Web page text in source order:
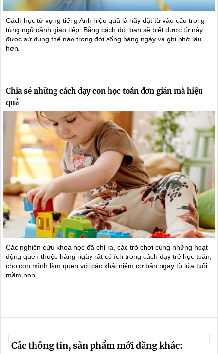
Cách học từ vựng tiếng Anh hiệu quả là hãy đặt từ vào câu trong
từng ngữ cảnh giao tiếp. Bằng cách đó, bạn sẽ biết được từ này
được sử dụng thế nào trong đời sống hàng ngày và ghi nhớ lâu
hơn.
Chia sẻ những cách dạy con học toán đơn giản mà hiệu
quả
Các nghiên cứu khoa học đã chỉ ra, các trò chơi cùng những hoạt
động quen thuộc hàng ngày rất có ích trong cách dạy trẻ học toán,
cho con mình làm quen với các khái niệm cơ bản ngay từ lứa tuổi
mầm non.
Các thông tin, sản phẩm mới đăng khác: